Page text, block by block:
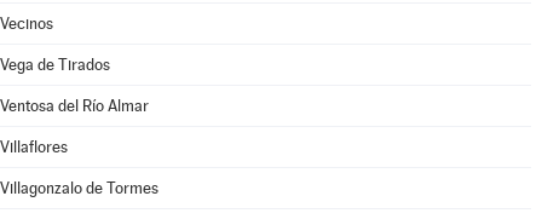
Vecinos
Vega de Tirados
Ventosa del Río Almar
Villaflores
Villagonzalo de Tormes